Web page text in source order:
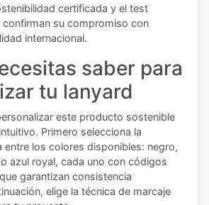
certificada y el test
confirman su compromiso con
internacional.
saber para
tu lanyard
este producto sostenible
Primero selecciona la
entre los colores disponibles: negro,
azul royal, cada uno con códigos
garantizan consistencia
elige la técnica de marcaje